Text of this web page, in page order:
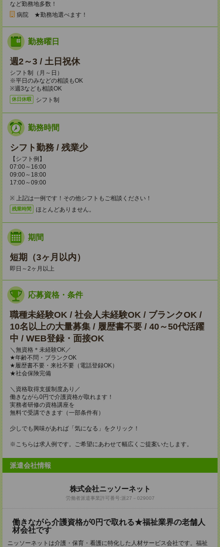
など勤務地多数！
病院 ★勤務地選べます！
勤務曜日
週2～3 / 土日祝休
シフト制（月～日）
※平日のみなどの相談もOK
※週3なども相談OK
休日休暇 シフト制
勤務時間
シフト勤務 / 残業少
【シフト例】
07:00～16:00
09:00～18:00
17:00～09:00
※ 上記は一例です！その他シフトもご相談ください！
残業時間 ほとんどありません。
期間
短期（3ヶ月以内）
即日～2ヶ月以上
応募資格・条件
職種未経験OK / 社会人未経験OK / ブランクOK /
10名以上の大量募集 / 履歴書不要 / 40～50代活躍
中 / WEB登録・面接OK
＼無資格＊未経験OK／
★年齢不問・ブランクOK
★履歴書不要・来社不要（電話登録OK）
★社会保険完備
＼資格取得支援制度あり／
働きながら0円で介護資格が取れます！
実務者研修の資格講座を
無料で受講できます（一部条件有）
少しでも興味があれば「気になる」をクリック！
※こちらは求人例です。ご希望にあわせて幅広くご提案いたします。
派遣会社情報
株式会社ニッソーネット
労働者派遣事業許可番号:派27－029007
働きながら介護資格が0円で取れる★福祉業界の老舗人
材会社です
ニッソーネットは介護・保育・看護に特化した人材サービス会社です。福祉